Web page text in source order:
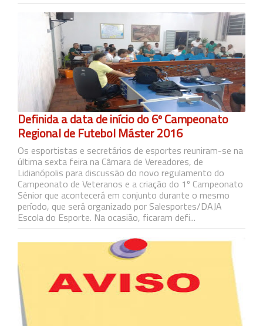
Definida a data de início do 6º Campeonato
Regional de Futebol Máster 2016
Os esportistas e secretários de esportes reuniram-se na
última sexta feira na Câmara de Vereadores, de
Lidianópolis para discussão do novo regulamento do
Campeonato de Veteranos e a criação do 1º Campeonato
Sênior que acontecerá em conjunto durante o mesmo
período, que será organizado por Salesportes/DAJA
Escola do Esporte. Na ocasião, ficaram defi...